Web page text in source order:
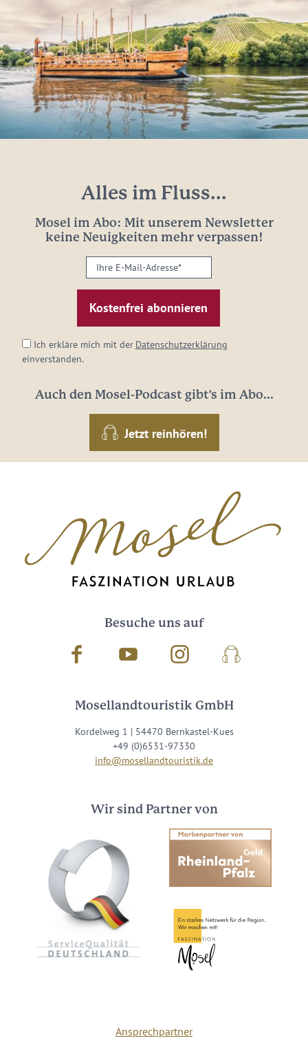
Alles im Fluss...
Mosel im Abo: Mit unserem Newsletter
keine Neuigkeiten mehr verpassen!
Ihre
E-
Mail-
Adresse:
Ich erkläre mich mit der Datenschutzerklärung
einverstanden.
Auch den Mosel-Podcast gibt's im Abo...
Jetzt reinhören!
Besuche uns auf
Facebook Youtube InstagramPodcast
Mosellandtouristik GmbH
Kordelweg 1 | 54470 Bernkastel-Kues
+49 (0)6531-97330
info@mosellandtouristik.de
Wir sind Partner von
Ansprechpartner